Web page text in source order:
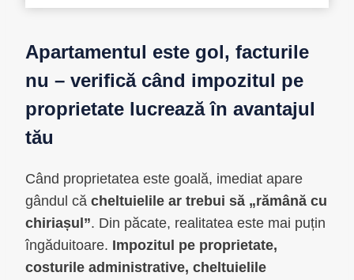
Apartamentul este gol, facturile
nu – verifică când impozitul pe
proprietate lucrează în avantajul
tău
Când proprietatea este goală, imediat apare
gândul că cheltuielile ar trebui să „rămână cu
chiriașul”. Din păcate, realitatea este mai puțin
îngăduitoare. Impozitul pe proprietate,
costurile administrative, cheltuielile